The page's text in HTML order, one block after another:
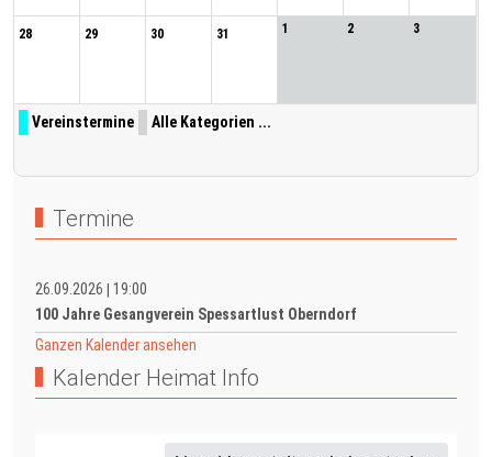
28 29 30 31 1 2 3
Vereinstermine Alle Kategorien ...
Termine
26.09.2026
19:00
100 Jahre Gesangverein Spessartlust Oberndorf
Ganzen Kalender ansehen
Kalender Heimat Info